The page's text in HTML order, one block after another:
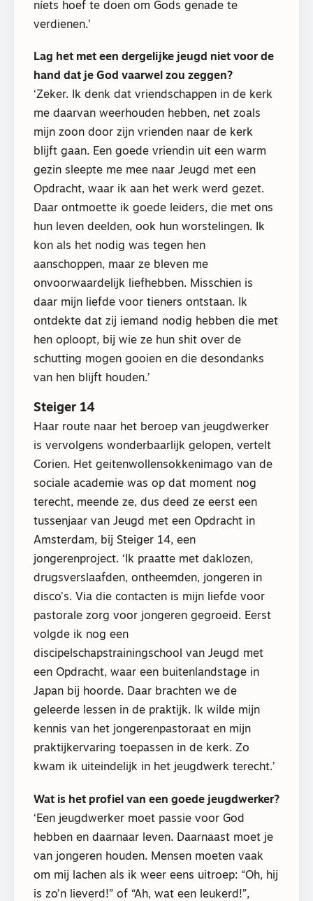
níets hoef te doen om Gods genade te
verdienen.’
Lag het met een dergelijke jeugd niet voor de
hand dat je God vaarwel zou zeggen?
‘Zeker. Ik denk dat vriendschappen in de kerk
me daarvan weerhouden hebben, net zoals
mijn zoon door zijn vrienden naar de kerk
blijft gaan. Een goede vriendin uit een warm
gezin sleepte me mee naar Jeugd met een
Opdracht, waar ik aan het werk werd gezet.
Daar ontmoette ik goede leiders, die met ons
hun leven deelden, ook hun worstelingen. Ik
kon als het nodig was tegen hen
aanschoppen, maar ze bleven me
onvoorwaardelijk liefhebben. Misschien is
daar mijn liefde voor tieners ontstaan. Ik
ontdekte dat zij iemand nodig hebben die met
hen oploopt, bij wie ze hun shit over de
schutting mogen gooien en die desondanks
van hen blijft houden.’
Steiger 14
Haar route naar het beroep van jeugdwerker
is vervolgens wonderbaarlijk gelopen, vertelt
Corien. Het geitenwollensokkenimago van de
sociale academie was op dat moment nog
terecht, meende ze, dus deed ze eerst een
tussenjaar van Jeugd met een Opdracht in
Amsterdam, bij Steiger 14, een
jongerenproject. ‘Ik praatte met daklozen,
drugsverslaafden, ontheemden, jongeren in
disco’s. Via die contacten is mijn liefde voor
pastorale zorg voor jongeren gegroeid. Eerst
volgde ik nog een
discipelschapstrainingschool van Jeugd met
een Opdracht, waar een buitenlandstage in
Japan bij hoorde. Daar brachten we de
geleerde lessen in de praktijk. Ik wilde mijn
kennis van het jongerenpastoraat en mijn
praktijkervaring toepassen in de kerk. Zo
kwam ik uiteindelijk in het jeugdwerk terecht.’
Wat is het profiel van een goede jeugdwerker?
‘Een jeugdwerker moet passie voor God
hebben en daarnaar leven. Daarnaast moet je
van jongeren houden. Mensen moeten vaak
om mij lachen als ik weer eens uitroep: “Oh, hij
is zo’n lieverd!” of “Ah, wat een leukerd!”,